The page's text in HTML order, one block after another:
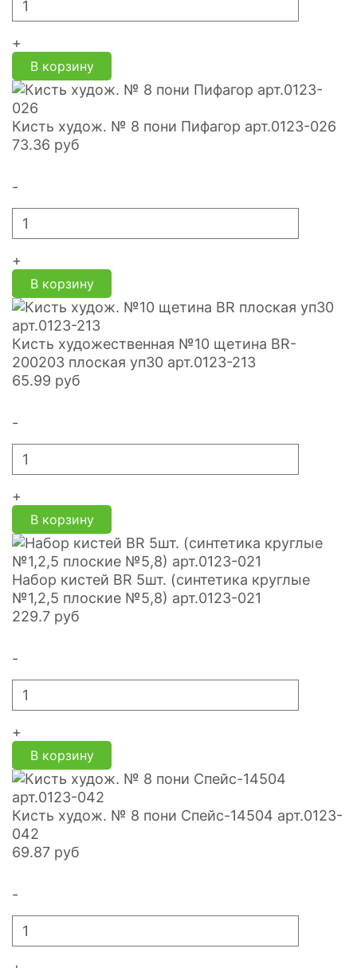
+
В корзину
Кисть худож. № 8 пони Пифагор арт.0123-026
73.36 руб
-
+
В корзину
Кисть художественная №10 щетина BR-
200203 плоская уп30 арт.0123-213
65.99 руб
-
+
В корзину
Набор кистей BR 5шт. (синтетика круглые
№1,2,5 плоские №5,8) арт.0123-021
229.7 руб
-
+
В корзину
Кисть худож. № 8 пони Спейс-14504 арт.0123-
042
69.87 руб
-